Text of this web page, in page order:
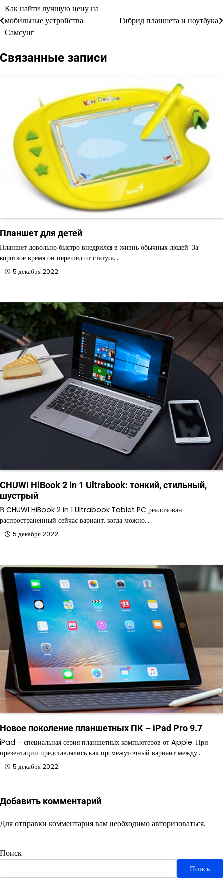
Навигация
по
Как найти лучшую цену на
мобильные устройства
Самсунг
Гибрид планшета и ноутбука
Связанные записи
Планшет для детей
Планшет довольно быстро внедрился в жизнь обычных людей. За
короткое время он перешёл от статуса…
5 декабря 2022
CHUWI HiBook 2 in 1 Ultrabook: тонкий, стильный,
шустрый
В CHUWI HiBook 2 in 1 Ultrabook Tablet PC реализован
распространенный сейчас вариант, когда можно…
5 декабря 2022
Новое поколение планшетных ПК – iPad Pro 9.7
iPad – специальная серия планшетных компьютеров от Apple. При
презентации представлялись как промежуточный вариант между…
5 декабря 2022
Добавить комментарий
Для отправки комментария вам необходимоавторизоваться.
Поиск
Поиск